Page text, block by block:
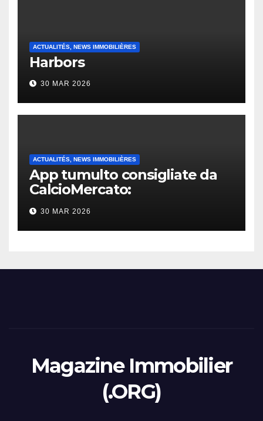
ACTUALITÉS, NEWS IMMOBILIÈRES
Harbors
30 MAR 2026
ACTUALITÉS, NEWS IMMOBILIÈRES
App tumulto consigliate da
CalcioMercato:
considerazione di gennaio
2026
30 MAR 2026
Magazine Immobilier
(.ORG)